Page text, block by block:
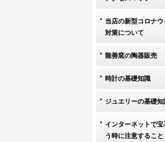
当店の新型コロナウ
対策について
龍善窯の陶器販売
時計の基礎知識
ジュエリーの基礎知
インターネットで
う時に注意すること